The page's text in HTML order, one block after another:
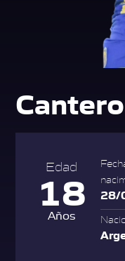
Cantero
Edad
18
Años
28/